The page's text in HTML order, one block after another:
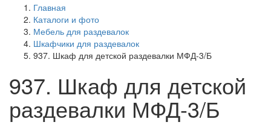
Главная
Каталоги и фото
Мебель для раздевалок
Шкафчики для раздевалок
937. Шкаф для детской раздевалки МФД-3/Б
937. Шкаф для детской
раздевалки МФД-3/Б